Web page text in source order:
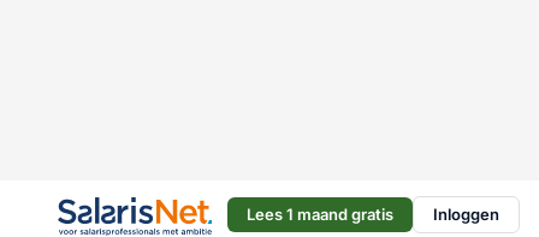
Lees 1 maand gratis Inloggen